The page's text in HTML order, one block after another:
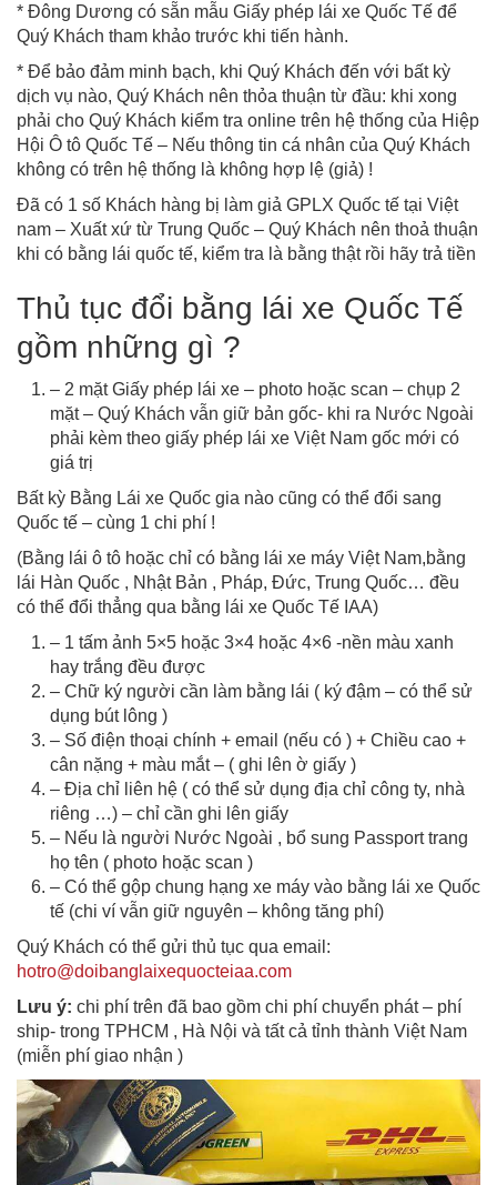
* Đông Dương có sẵn mẫu Giấy phép lái xe Quốc Tế để
Quý Khách tham khảo trước khi tiến hành.
* Để bảo đảm minh bạch, khi Quý Khách đến với bất kỳ
dịch vụ nào, Quý Khách nên thỏa thuận từ đầu: khi xong
phải cho Quý Khách kiểm tra online trên hệ thống của Hiệp
Hội Ô tô Quốc Tế – Nếu thông tin cá nhân của Quý Khách
không có trên hệ thống là không hợp lệ (giả) !
Đã có 1 số Khách hàng bị làm giả GPLX Quốc tế tại Việt
nam – Xuất xứ từ Trung Quốc – Quý Khách nên thoả thuận
khi có bằng lái quốc tế, kiểm tra là bằng thật rồi hãy trả tiền
Thủ tục đổi bằng lái xe Quốc Tế
gồm những gì ?
– 2 mặt Giấy phép lái xe – photo hoặc scan – chụp 2
mặt – Quý Khách vẫn giữ bản gốc- khi ra Nước Ngoài
phải kèm theo giấy phép lái xe Việt Nam gốc mới có
giá trị
Bất kỳ Bằng Lái xe Quốc gia nào cũng có thể đổi sang
Quốc tế – cùng 1 chi phí !
(Bằng lái ô tô hoặc chỉ có bằng lái xe máy Việt Nam,bằng
lái Hàn Quốc , Nhật Bản , Pháp, Đức, Trung Quốc… đều
có thể đổi thẳng qua bằng lái xe Quốc Tế IAA)
– 1 tấm ảnh 5×5 hoặc 3×4 hoặc 4×6 -nền màu xanh
hay trắng đều được
– Chữ ký người cần làm bằng lái ( ký đậm – có thể sử
dụng bút lông )
– Số điện thoại chính + email (nếu có ) + Chiều cao +
cân nặng + màu mắt – ( ghi lên ờ giấy )
– Địa chỉ liên hệ ( có thể sử dụng địa chỉ công ty, nhà
riêng …) – chỉ cần ghi lên giấy
– Nếu là người Nước Ngoài , bổ sung Passport trang
họ tên ( photo hoặc scan )
– Có thể gộp chung hạng xe máy vào bằng lái xe Quốc
tế (chi ví vẫn giữ nguyên – không tăng phí)
Quý Khách có thể gửi thủ tục qua email:
hotro@doibanglaixequocteiaa.com
Lưu ý: chi phí trên đã bao gồm chi phí chuyển phát – phí
ship- trong TPHCM , Hà Nội và tất cả tỉnh thành Việt Nam
(miễn phí giao nhận )